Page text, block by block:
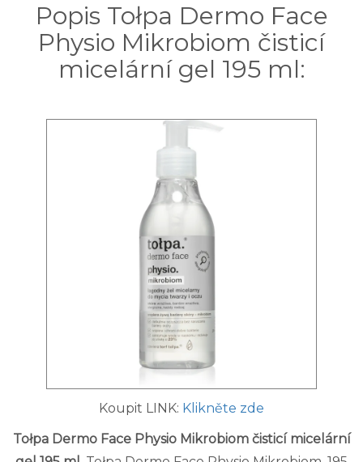
Popis Tołpa Dermo Face
Physio Mikrobiom čisticí
micelární gel 195 ml:
Koupit LINK: Klikněte zde
Tołpa Dermo Face Physio Mikrobiom čisticí micelární